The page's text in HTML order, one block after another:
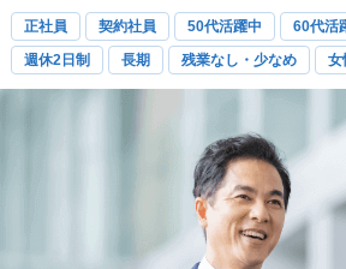
正社員 契約社員 50代活躍中 60代活
週休2日制
長期 残業なし・少なめ 女